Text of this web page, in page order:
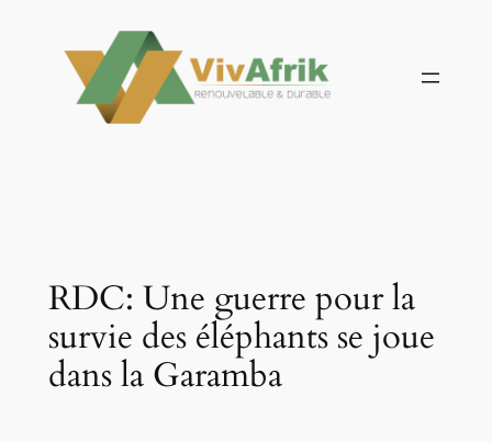
contenu
RDC: Une guerre pour la
survie des éléphants se joue
dans la Garamba